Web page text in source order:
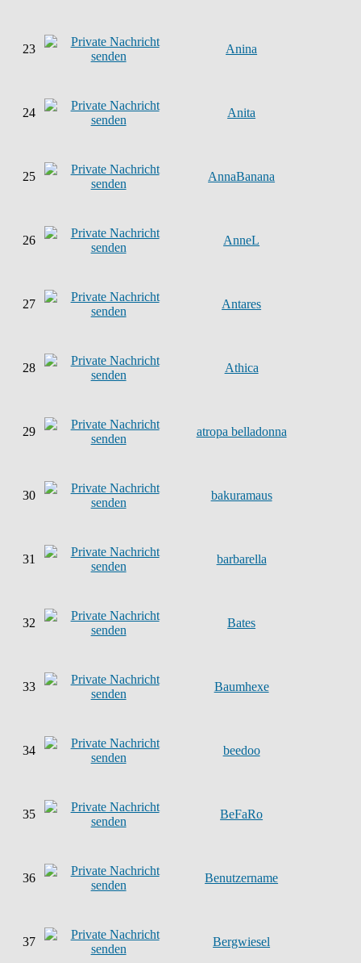
23 Anina
24 Anita
25 AnnaBanana
26 AnneL
27 Antares
28 Athica
29 atropa belladonna
30 bakuramaus
31 barbarella
32 Bates
33 Baumhexe
34 beedoo
35 BeFaRo
36 Benutzername
37 Bergwiesel